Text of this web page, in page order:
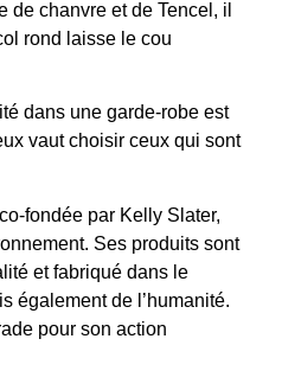
de chanvre et de Tencel, il
rond laisse le cou
dans une garde-robe est
vaut choisir ceux qui sont
fondée par Kelly Slater,
Ses produits sont
et fabriqué dans le
également de l’humanité.
pour son action